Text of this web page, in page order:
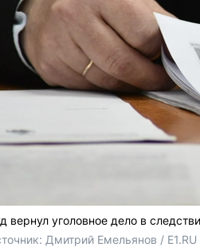
вернул уголовное дело в
Дмитрий Емельянов / E1.RU